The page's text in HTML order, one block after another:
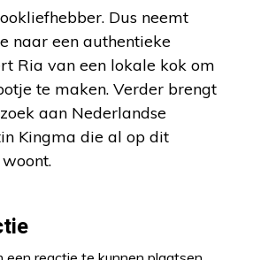
Dus neemt
naar een authentieke
Ria van een lokale kok om
te maken. Verder brengt
aan Nederlandse
Kingma die al op dit